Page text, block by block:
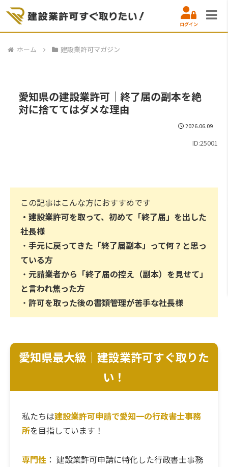
ログイン
ホーム 建設業許可マガジン
愛知県の建設業許可｜終了届の副本を絶
対に捨ててはダメな理由
2026.06.09
ID:25001
この記事はこんな方におすすめです
・ 建設業許可を取って、初めて「終了届」を出した
社長様
・ 手元に戻ってきた「終了届副本」って何？と思っ
ている方
・ 元請業者から「終了届の控え（副本）を見せて」
と言われ焦った方
・ 許可を取った後の書類管理が苦手な社長様
愛知県最大級｜建設業許可すぐ取りた
い！
私たちは建設業許可申請で愛知一の行政書士事務
所を目指しています！
専門性： 建設業許可申請に特化した行政書士事務